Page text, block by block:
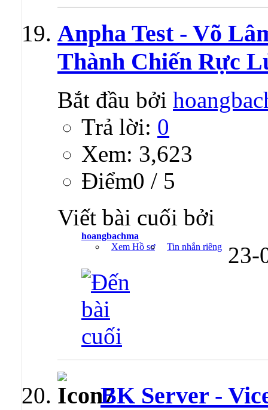
Anpha Test - Võ
Thành Chiến Rực
Bắt đầu bởi
Trả lời: 0
Xem: 3,623
Ðiểm0 / 5
Viết bài cuối bởi
hoangbachma
Xem Hồ sơ
Tin nhắn riêng 23-
BK Server -